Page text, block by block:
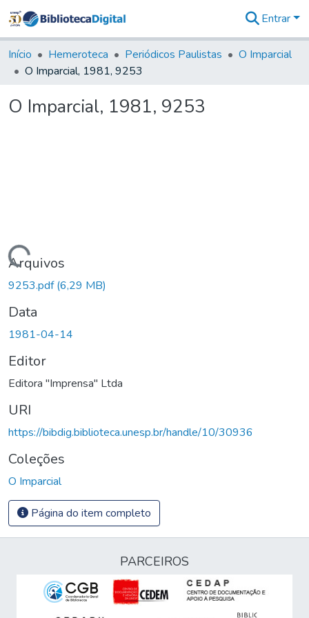
&
Coleções
Tudo na
Digital
Entrar
Início Hemeroteca Periódicos Paulistas
O Imparcial
O Imparcial, 1981, 9253
O Imparcial, 1981, 9253
Carregando...
Arquivos
9253.pdf(6,29 MB)
Data
1981-04-14
Editor
Editora "Imprensa" Ltda
URI
https://bibdig.biblioteca.unesp.br/handle/10/30936
Coleções
O Imparcial
Página do item completo
PARCEIROS